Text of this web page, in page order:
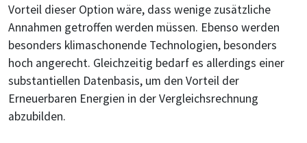
Vorteil dieser Option wäre, dass wenige zusätzliche
Annahmen getroffen werden müssen. Ebenso werden
besonders klimaschonende Technologien, besonders
hoch angerecht. Gleichzeitig bedarf es allerdings einer
substantiellen Datenbasis, um den Vorteil der
Erneuerbaren Energien in der Vergleichsrechnung
abzubilden.